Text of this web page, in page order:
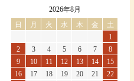
2026年8月
日
月 火 水 木 金
土
1
2
3 4 5 6 7
8
9
10 11 12 13 14
15
16
17 18 19 20 21
22